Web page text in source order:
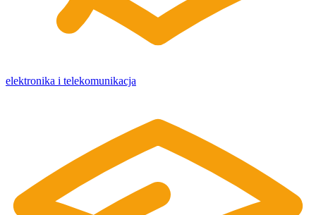
elektronika i telekomunikacja